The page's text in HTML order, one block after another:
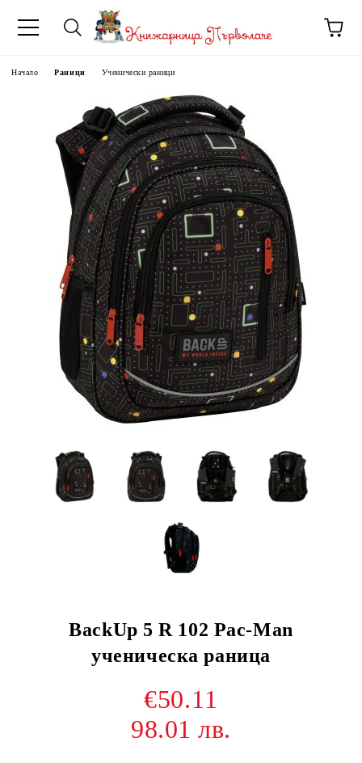
Начало Раници Ученически раници
BackUp 5 R 102 Pac-Man
ученическа раница
€50.11
98.01 лв.